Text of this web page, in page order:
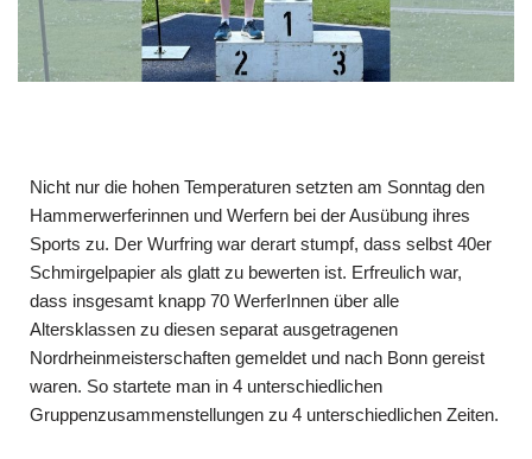
Nicht nur die hohen Temperaturen setzten am Sonntag den
Hammerwerferinnen und Werfern bei der Ausübung ihres
Sports zu. Der Wurfring war derart stumpf, dass selbst 40er
Schmirgelpapier als glatt zu bewerten ist. Erfreulich war,
dass insgesamt knapp 70 WerferInnen über alle
Altersklassen zu diesen separat ausgetragenen
Nordrheinmeisterschaften gemeldet und nach Bonn gereist
waren. So startete man in 4 unterschiedlichen
Gruppenzusammenstellungen zu 4 unterschiedlichen Zeiten.